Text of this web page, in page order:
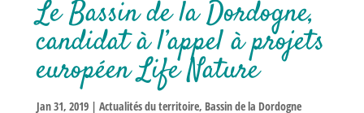
Le Bassin de la Dordogne,
candidat à l’appel à projets
européen Life Nature
Jan 31, 2019| Actualités du territoire, Bassin de la Dordogne